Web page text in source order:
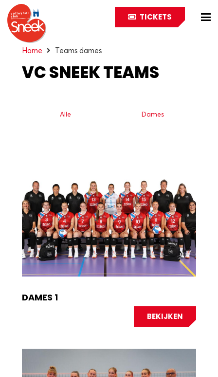
TICKETS
Home Teams dames
VC SNEEK TEAMS
Alle Dames
DAMES 1
BEKIJKEN